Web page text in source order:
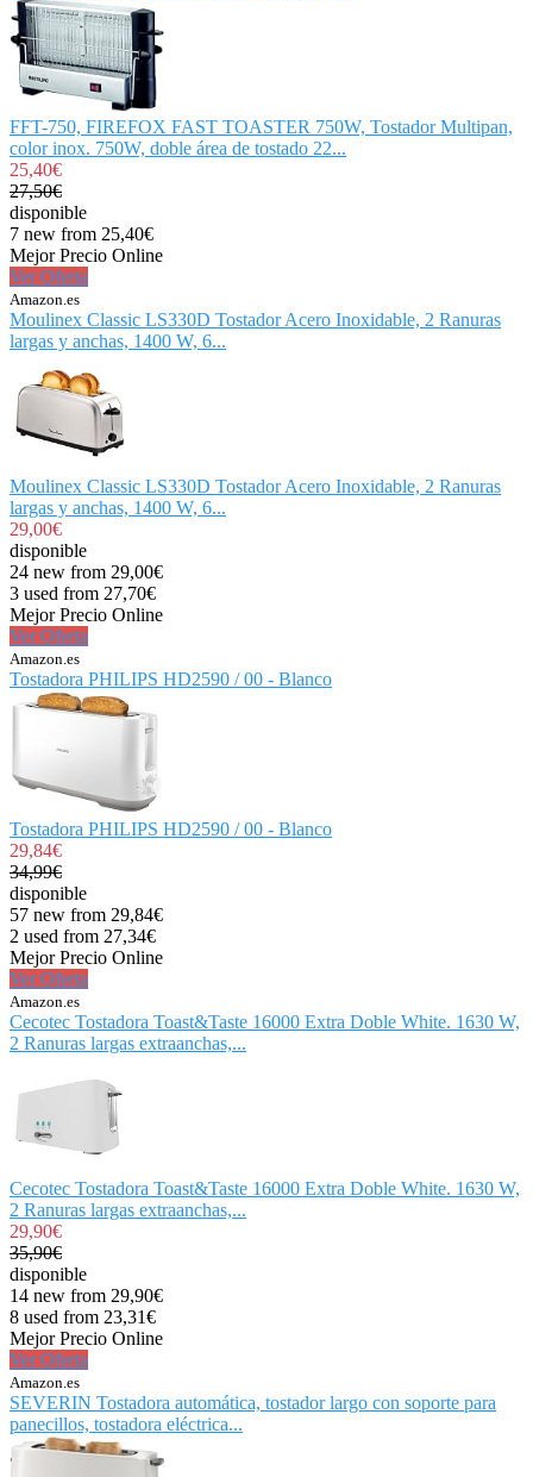
FFT-750, FIREFOX FAST TOASTER 750W, Tostador Multipan,
color inox. 750W, doble área de tostado 22...
25,40€
27,50€
disponible
7 new from 25,40€
Mejor Precio Online
Ver Oferta
Amazon.es
Moulinex Classic LS330D Tostador Acero Inoxidable, 2 Ranuras
largas y anchas, 1400 W, 6...
Moulinex Classic LS330D Tostador Acero Inoxidable, 2 Ranuras
largas y anchas, 1400 W, 6...
29,00€
disponible
24 new from 29,00€
3 used from 27,70€
Mejor Precio Online
Ver Oferta
Amazon.es
Tostadora PHILIPS HD2590 / 00 - Blanco
Tostadora PHILIPS HD2590 / 00 - Blanco
29,84€
34,99€
disponible
57 new from 29,84€
2 used from 27,34€
Mejor Precio Online
Ver Oferta
Amazon.es
Cecotec Tostadora Toast&Taste 16000 Extra Doble White. 1630 W,
2 Ranuras largas extraanchas,...
Cecotec Tostadora Toast&Taste 16000 Extra Doble White. 1630 W,
2 Ranuras largas extraanchas,...
29,90€
35,90€
disponible
14 new from 29,90€
8 used from 23,31€
Mejor Precio Online
Ver Oferta
Amazon.es
SEVERIN Tostadora automática, tostador largo con soporte para
panecillos, tostadora eléctrica...